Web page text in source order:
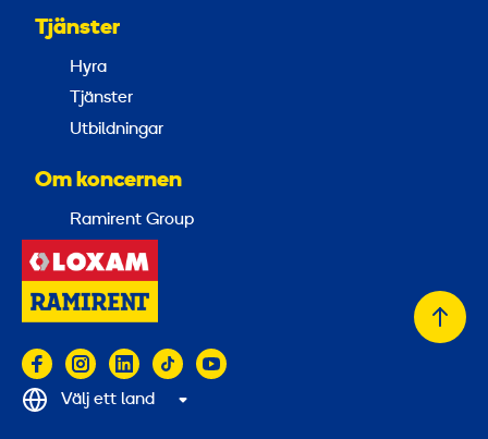
Tjänster
Hyra
Tjänster
Utbildningar
Om koncernen
Ramirent Group
Välj ett land